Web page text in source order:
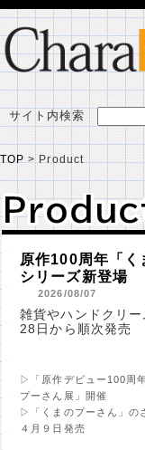
サイト内検索
TOP > Product
原作100周年「く
シリーズ新登場
2026/08/07
雑貨やハンドクリー
28日から順次発売
▷「原作デビュー100周
プーさん展」開催
▷「くまのプーさん」の
４月９日発売